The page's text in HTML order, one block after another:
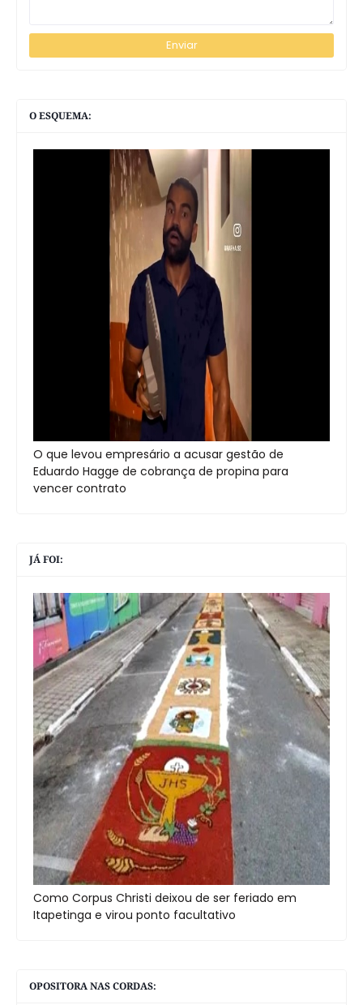
O ESQUEMA:
O que levou empresário a acusar gestão de
Eduardo Hagge de cobrança de propina para
vencer contrato
JÁ FOI:
Como Corpus Christi deixou de ser feriado em
Itapetinga e virou ponto facultativo
OPOSITORA NAS CORDAS: